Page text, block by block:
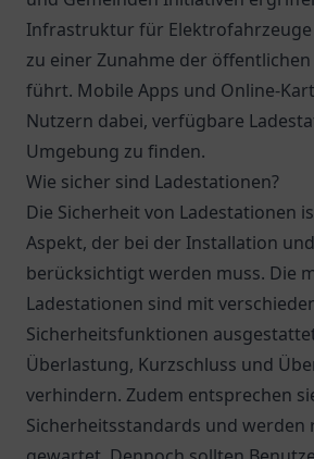
Infrastruktur für Elektrofahrzeuge
zu einer Zunahme der
führt. Mobile Apps und Online-
Nutzern dabei, verfügbare
Umgebung zu finden.
Wie sicher sind Ladestationen?
Die Sicherheit von Ladestationen
Aspekt, der bei der Installation
berücksichtigt werden muss. Die
Ladestationen sind mit
Sicherheitsfunktionen
Überlastung, Kurzschluss und
verhindern. Zudem entsprechen
Sicherheitsstandards und werden